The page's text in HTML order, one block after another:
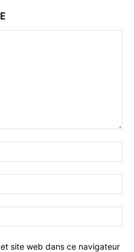
site web dans ce navigateur